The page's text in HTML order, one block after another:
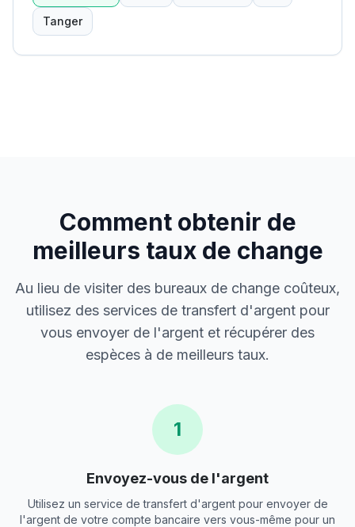
Tanger
Comment obtenir de
meilleurs taux de change
Au lieu de visiter des bureaux de change coûteux,
utilisez des services de transfert d'argent pour
vous envoyer de l'argent et récupérer des
espèces à de meilleurs taux.
1
Envoyez-vous de l'argent
Utilisez un service de transfert d'argent pour envoyer de
l'argent de votre compte bancaire vers vous-même pour un